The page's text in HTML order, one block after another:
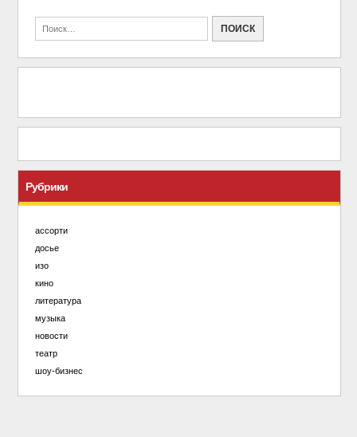
Рубрики
ассорти
досье
изо
кино
литература
музыка
новости
театр
шоу-бизнес